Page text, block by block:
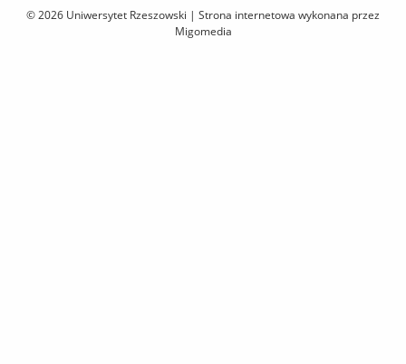
© 2026 Uniwersytet Rzeszowski | Strona internetowa wykonana przez
Migomedia
i
przejdź